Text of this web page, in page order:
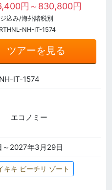
円～830,800円
込み/海外諸税別
NH-IT-1574
ツアーを見る
IT-1574
エコノミー
2027年3月29日
キキ ビーチリ ゾート